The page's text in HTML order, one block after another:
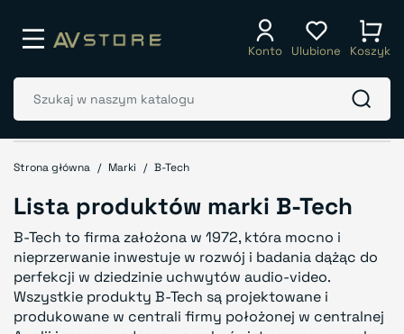
Konto Ulubione Koszyk
Strona główna Marki B-Tech
Lista produktów marki B-Tech
B-Tech to firma założona w 1972, która mocno i
nieprzerwanie inwestuje w rozwój i badania dążąc do
perfekcji w dziedzinie uchwytów audio-video.
Wszystkie produkty B-Tech są projektowane i
produkowane w centrali firmy położonej w centralnej